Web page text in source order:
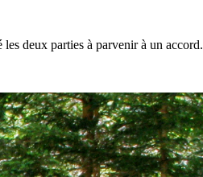
deux parties à parvenir à un accord.